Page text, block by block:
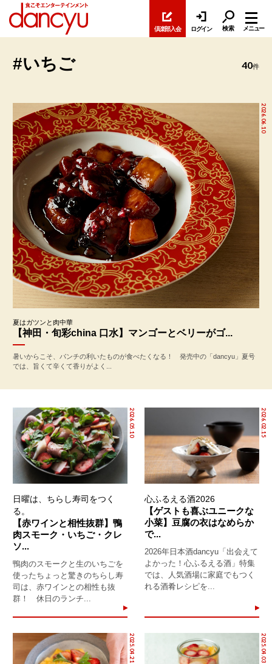
倶楽部入会 ログイン 検索 メニュー
#いちご 40件
2026.06.10
夏はガツンと肉中華
【神田・旬彩china 口水】マンゴーとベリーがゴ...
暑いからこそ、パンチの利いたものが食べたくなる！ 発売中の「dancyu」夏号
では、旨くて辛くて香りがよく...
2026.05.10
日曜は、ちらし寿司をつく
る。
【赤ワインと相性抜群】鴨
肉スモーク・いちご・クレ
ソ...
鴨肉のスモークと生のいちごを
使ったちょっと驚きのちらし寿
司は、赤ワインとの相性も抜
群！ 休日のランチ...
2026.02.15
心ふるえる酒2026
【ゲストも喜ぶユニークな
小菜】豆腐の衣はなめらか
で...
2026年日本酒dancyu「出会えて
よかった！心ふるえる酒」特集
では、人気酒場に家庭でもつく
れる酒肴レシピを...
2025.04.21 2025.04.03